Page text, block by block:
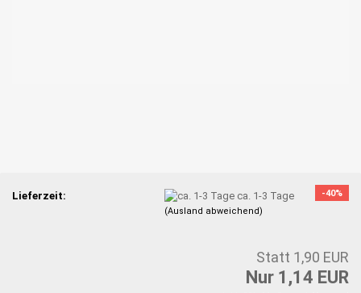
-40%
Lieferzeit: ca. 1-3 Tage
(Ausland abweichend)
Statt 1,90 EUR
Nur 1,14 EUR